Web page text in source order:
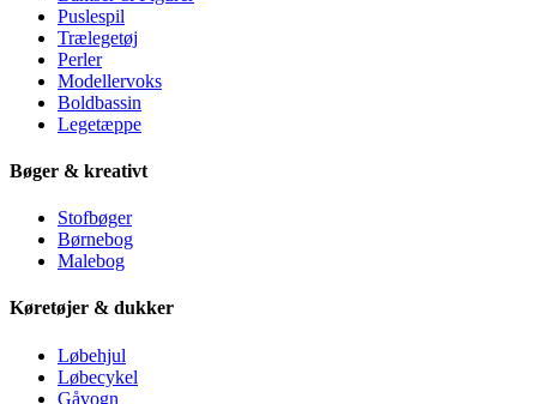
Puslespil
Trælegetøj
Perler
Modellervoks
Boldbassin
Legetæppe
Bøger & kreativt
Stofbøger
Børnebog
Malebog
Køretøjer & dukker
Løbehjul
Løbecykel
Gåvogn